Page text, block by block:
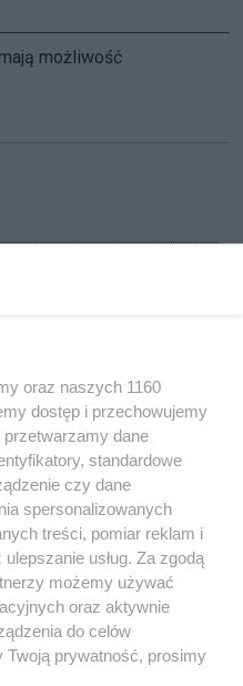
możliwość
36 w
oraz naszych 1160
dostęp i przechowujemy
dane
standardowe
czy dane
spersonalizowanych
treści, pomiar reklam i
usług. Za zgodą
możemy używać
oraz aktywnie
do celów
Twoją prywatność, prosimy